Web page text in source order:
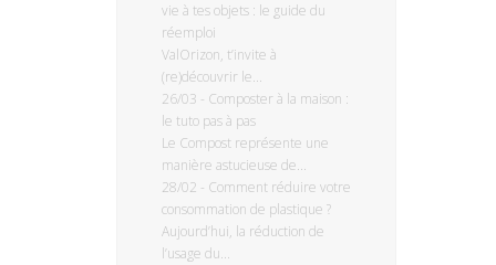
vie à tes objets : le guide du
réemploi
ValOrizon, t’invite à
(re)découvrir le...
26/03 - Composter à la maison :
le tuto pas à pas
Le Compost représente une
manière astucieuse de...
28/02 - Comment réduire votre
consommation de plastique ?
Aujourd’hui, la réduction de
l’usage du...